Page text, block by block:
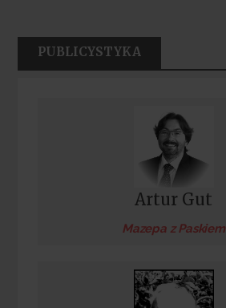
PUBLICYSTYKA
Artur Gut
Mazepa z Paskiem